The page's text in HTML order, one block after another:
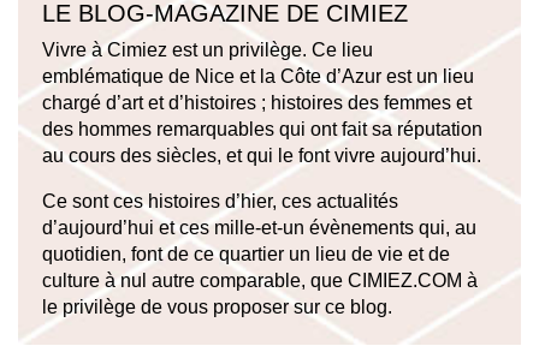
LE BLOG-MAGAZINE DE CIMIEZ
Vivre à Cimiez est un privilège. Ce lieu
emblématique de Nice et la Côte d’Azur est un lieu
chargé d’art et d’histoires ; histoires des femmes et
des hommes remarquables qui ont fait sa réputation
au cours des siècles, et qui le font vivre aujourd’hui.
Ce sont ces histoires d’hier, ces actualités
d’aujourd’hui et ces mille-et-un évènements qui, au
quotidien, font de ce quartier un lieu de vie et de
culture à nul autre comparable, que CIMIEZ.COM à
le privilège de vous proposer sur ce blog.